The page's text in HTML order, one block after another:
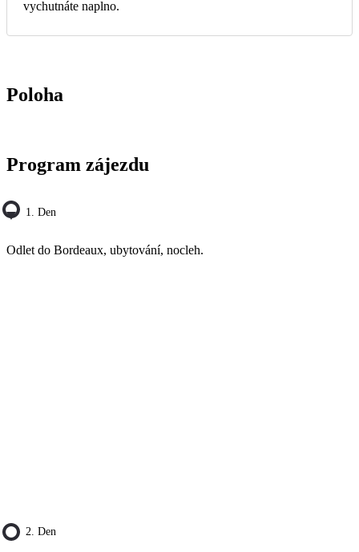
vychutnáte naplno.
Poloha
Program zájezdu
1. Den
Odlet do Bordeaux, ubytování, nocleh.
2. Den